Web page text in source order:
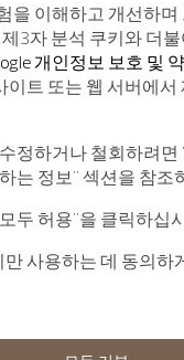
을 이해하고 개선하
3자 분석 쿠키와 더
개인정보 보호 및
트 또는 웹 서버에
정하거나 철회하려
는 정보" 섹션을 참조
두 허용"을 클릭하십
사용하는 데 동의하